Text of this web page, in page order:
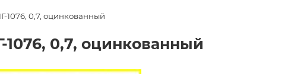
1076, 0,7, оцинкованный
0,7, оцинкованный